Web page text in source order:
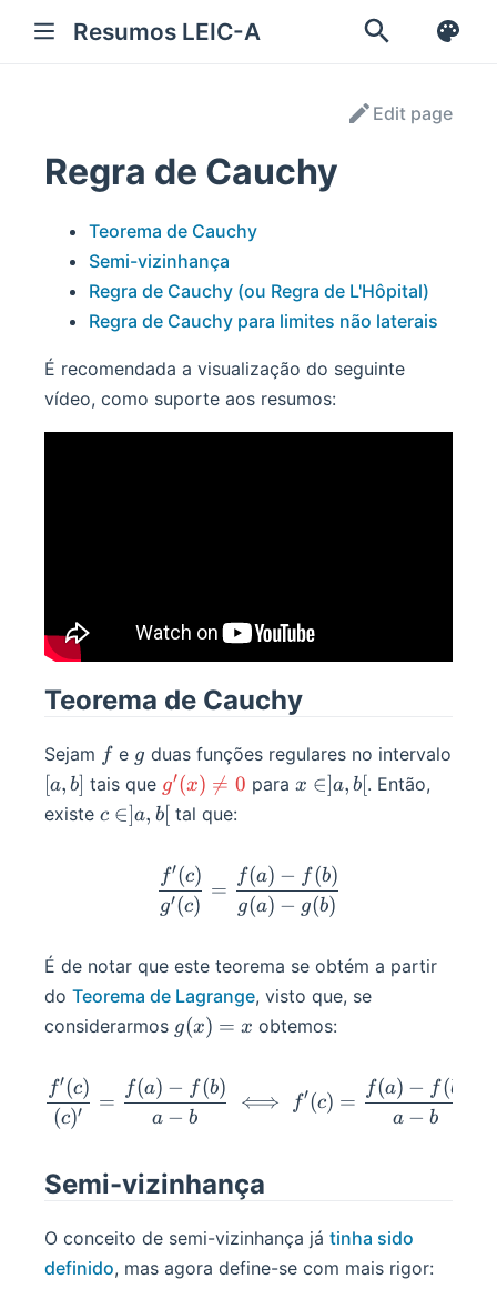
Resumos LEIC-A
Edit page
Regra de Cauchy
Teorema de Cauchy
Semi-vizinhança
Regra de Cauchy (ou Regra de L'Hôpital)
Regra de Cauchy para limites não laterais
É recomendada a visualização do seguinte
vídeo, como suporte aos resumos:
Teorema de Cauchy
Sejam ff e g
g duas funções regulares no intervalo
[a,b]
[a, b] tais que g'(x)\ne0
g′(x) 
= 0 para x\in]a,b[
x ∈]a, b[. Então,
existe c\in
c ∈]a, b[ tal que:
g′(c)
f′(c)
=
g(a) − g(b)
f(a) − f(b)
É de notar que este teorema se obtém a partir
do Teorema de Lagrange, visto que, se
considerarmos g(x)=x
g(x) = x obtemos:
(c)′
f′(c)
=
a − b
f(a) − f(b)
⟺ f′(c) =
a − b
f(a) − f(b
Semi-vizinhança
O conceito de semi-vizinhança já tinha sido
definido, mas agora define-se com mais rigor: